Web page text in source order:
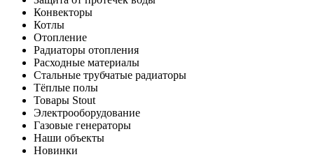
Конвекторы
Котлы
Отопление
Радиаторы отопления
Расходные материалы
Стальные трубчатые радиаторы
Тёплые полы
Товары Stout
Электрооборудование
Газовые генераторы
Наши объекты
Новинки